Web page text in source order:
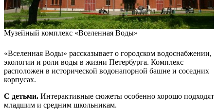
Музейный комплекс «Вселенная Воды»
«Вселенная Воды» рассказывает о городском водоснабжении,
экологии и роли воды в жизни Петербурга. Комплекс
расположен в исторической водонапорной башне и соседних
корпусах.
С детьми. Интерактивные сюжеты особенно хорошо подходят
младшим и средним школьникам.